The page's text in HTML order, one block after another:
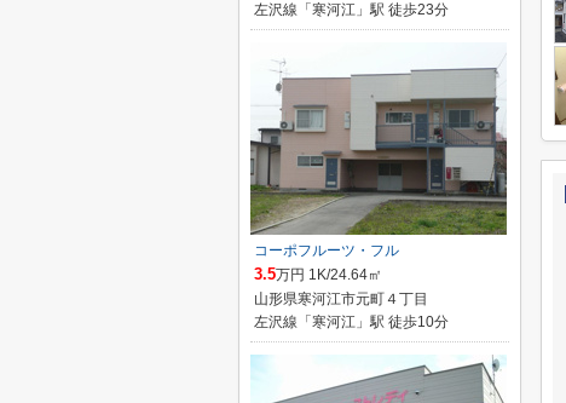
左沢線「寒河江」駅 徒歩23分
コーポフルーツ・フル
3.5万円 1K/24.64㎡
山形県寒河江市元町４丁目
左沢線「寒河江」駅 徒歩10分